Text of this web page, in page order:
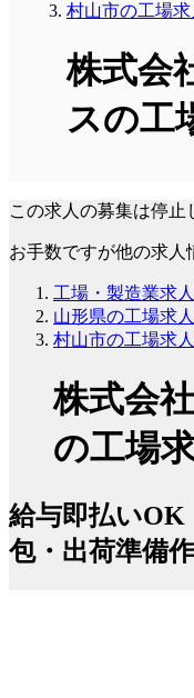
村山市の工場求
株式会
スの工
この求人の募集は停止
お手数ですが他の求人
工場・製造業求人
山形県の工場求人
村山市の工場求人
株式会
の工場
給与即払いOK
包・出荷準備